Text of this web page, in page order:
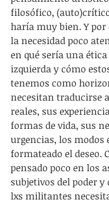
filosófico,
haría muy bien. Y
la necesidad poco
en qué sería una
izquierda y cómo
tenemos como
necesitan traducirse
reales, sus
formas de vida, sus
urgencias, los modos
formateado el deseo.
pensado poco en los
subjetivos del poder
lxs militantes